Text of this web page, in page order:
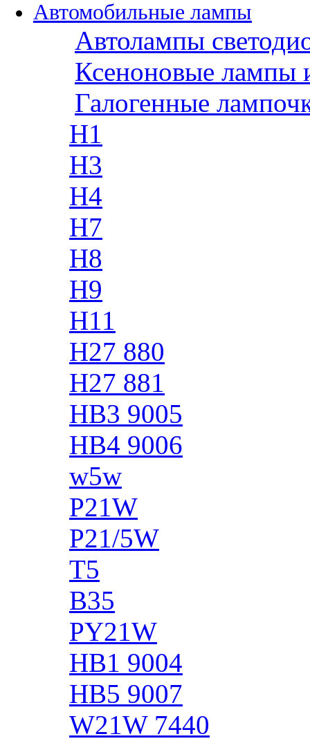
Автомобильные лампы
Автолампы
Ксеноновые лампы
Галогенные
H1
H3
H4
H7
H8
H9
H11
H27 880
H27 881
HB3 9005
HB4 9006
w5w
P21W
P21/5W
T5
B35
PY21W
HB1 9004
HB5 9007
W21W 7440